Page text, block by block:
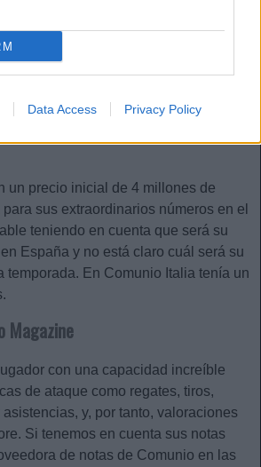
Data Access Privacy Policy
20. ¡A vender antes de que bajen
de valor!
un precio inicial de 4 millones de
sus extraordinarios números en el
teniendo en cuenta que será su
España y no está claro cuál será su
temporada. En Comunio Italia tenía un
Magazine
con una capacidad increíble
de ataque como regates, tiros,
y, por tanto, valoraciones
Si tenemos en cuenta sus notas
de notas de Comunio en las